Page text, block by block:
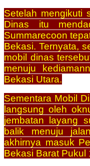
Setelah mengikuti
Dinas itu
Summarecoon
Bekasi. Ternyata,
mobil dinas
menuju
Bekasi Utara.
Sementara Mobil
langsung oleh
jembatan layang
balik menuju
akhirnya masuk
Bekasi Barat Pukul